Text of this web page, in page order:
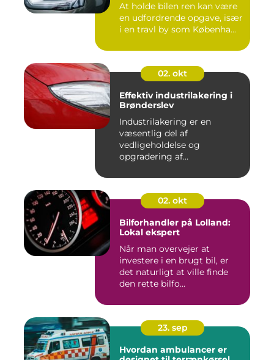
At holde bilen ren kan være
en udfordrende opgave, især
i en travl by som Københa...
02. okt
Effektiv industrilakering i
Brønderslev
Industrilakering er en
væsentlig del af
vedligeholdelse og
opgradering af
02. okt
Bilforhandler på Lolland:
Lokal ekspert
Når man overvejer at
investere i en brugt bil, er
det naturligt at ville finde
den rette bilfo...
23. sep
Hvordan ambulancer er